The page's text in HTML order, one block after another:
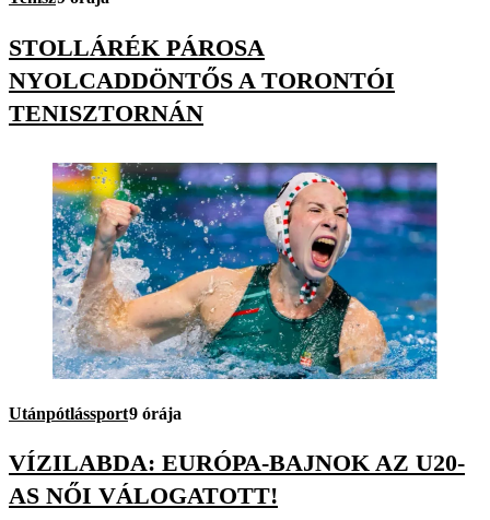
STOLLÁRÉK PÁROSA
NYOLCADDÖNTŐS A TORONTÓI
TENISZTORNÁN
Utánpótlássport9 órája
VÍZILABDA: EURÓPA-BAJNOK AZ U20-
AS NŐI VÁLOGATOTT!